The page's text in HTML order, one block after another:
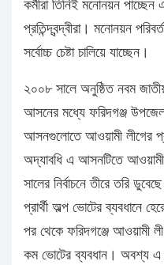
কর্মীরা তিনিই মনোনয়ন
প্রতিন্দ্বন্দ্বীরা। মনোনয়ন
সর্বোচ্চ চেষ্টা চালিয়ে যাচ্ছেন।
২০০৮ সালে অনুষ্ঠিত নবম
আসনের মধ্যে ফরিদগঞ্জ
আসনগুলোতে আওয়ামী লীগের
অদ্যাবধি এ আসনটিতে আওয়ামী
সালের নির্বাচনে তীরে তরি
প্রার্থী অল্প ভোটের ব্যবধানে
পর থেকে ফরিদগঞ্জে আওয়ামী
কম ভোটের ব্যবধান। অবশ্য এ